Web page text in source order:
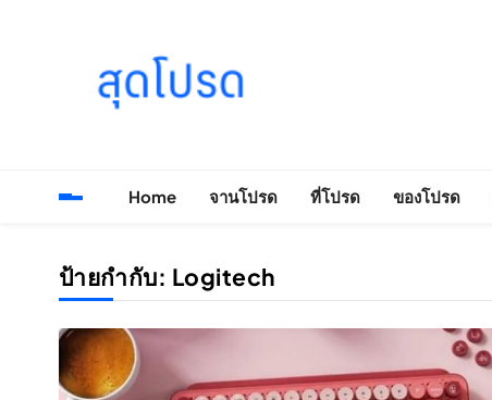
Home
จานโปรด ที่โปรด ของโปรด
ป้ายกำกับ: Logitech